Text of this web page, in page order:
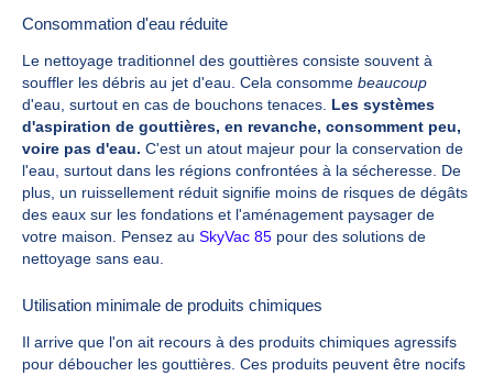
Consommation d'eau réduite
Le nettoyage traditionnel des gouttières consiste souvent à
souffler les débris au jet d'eau. Cela consomme beaucoup
d'eau, surtout en cas de bouchons tenaces. Les systèmes
d'aspiration de gouttières, en revanche, consomment peu,
voire pas d'eau. C'est un atout majeur pour la conservation de
l'eau, surtout dans les régions confrontées à la sécheresse. De
plus, un ruissellement réduit signifie moins de risques de dégâts
des eaux sur les fondations et l'aménagement paysager de
votre maison. Pensez au SkyVac 85 pour des solutions de
nettoyage sans eau.
Utilisation minimale de produits chimiques
Il arrive que l'on ait recours à des produits chimiques agressifs
pour déboucher les gouttières. Ces produits peuvent être nocifs